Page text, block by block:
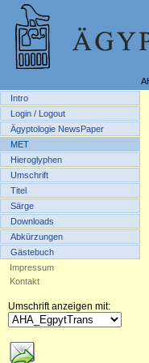
Intro
Login / Logout
Ägyptologie NewsPaper
MET
Hieroglyphen
Umschrift
Titel
Särge
Downloads
Abkürzungen
Gästebuch
Impressum
Kontakt
Umschrift anzeigen mit: